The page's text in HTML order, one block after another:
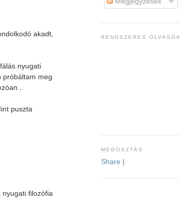
akadt,
nyugati
próbáltam meg
puszta
filozófia
RENDSZERES OLVASÓK
MEGOSZTÁS
Share